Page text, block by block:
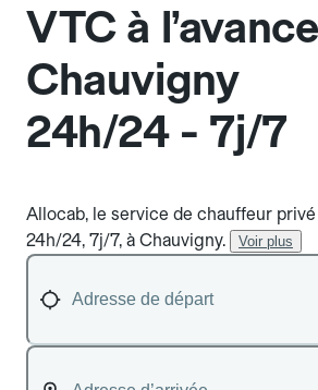
VTC à
Chauvigny
24h/24 - 7j/7
Allocab, le service de chauffeur
24h/24, 7j/7, à Chauvigny.
Voir plus